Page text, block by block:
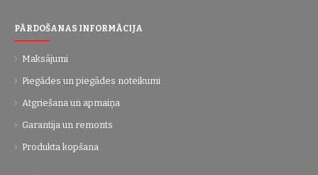
PĀRDOŠANAS INFORMĀCIJA
Maksājumi
Piegādes un piegādes noteikumi
Atgriešana un apmaiņa
Garantija un remonts
Produkta kopšana